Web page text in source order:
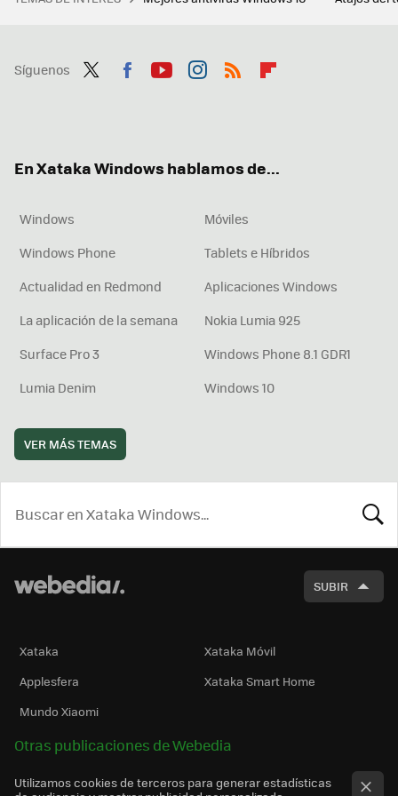
Síguenos
En Xataka Windows hablamos de...
Windows
Móviles
Windows Phone
Tablets e Híbridos
Actualidad en Redmond
Aplicaciones Windows
La aplicación de la semana
Nokia Lumia 925
Surface Pro 3
Windows Phone 8.1 GDR1
Lumia Denim
Windows 10
VER MÁS TEMAS
SUBIR
Xataka
Xataka Móvil
Applesfera
Xataka Smart Home
Mundo Xiaomi
Otras publicaciones de Webedia
Utilizamos cookies de terceros para generar estadísticas